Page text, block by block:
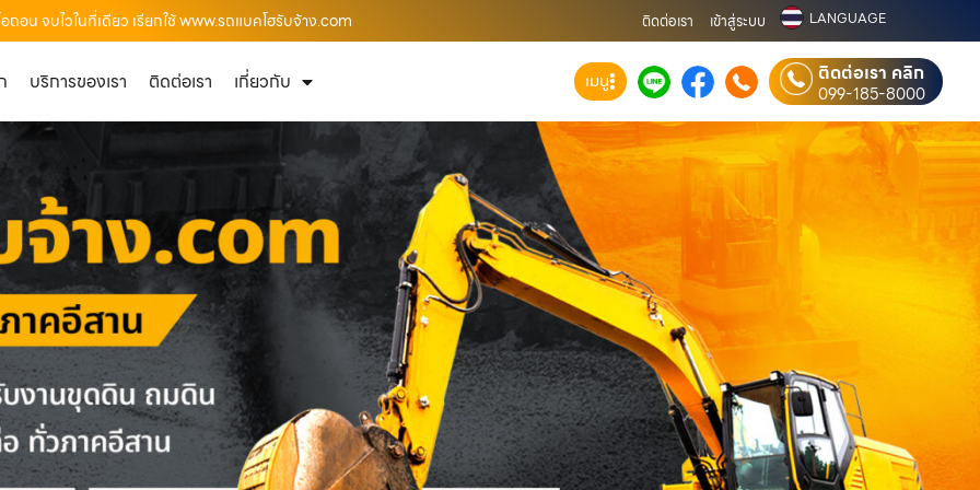
น จบไวในที่เดียว เรียกใช้ www.รถแบคโฮรับจ้าง.com ติดต่อเรา เข้าสู่ระบบ LANGUAGE
บริการของเรา ติดต่อเรา เกี่ยวกับ เมนู ติดต่อเรา คลิก
099-185-8000